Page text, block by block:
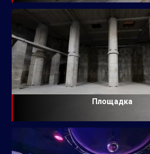
Площадка